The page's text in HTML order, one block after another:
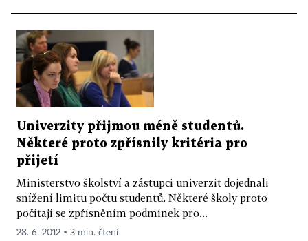
Univerzity přijmou méně studentů.
Některé proto zpřísnily kritéria pro
přijetí
Ministerstvo školství a zástupci univerzit dojednali
snížení limitu počtu studentů. Některé školy proto
počítají se zpřísněním podmínek pro...
28. 6. 2012 ▪ 3 min. čtení